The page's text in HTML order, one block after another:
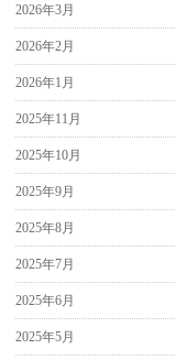
2026年3月
2026年2月
2026年1月
2025年11月
2025年10月
2025年9月
2025年8月
2025年7月
2025年6月
2025年5月